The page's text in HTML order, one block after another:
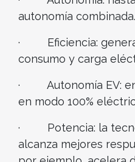
autonomía combinada.
· Eficiencia: genera
consumo y carga
· Autonomía EV:
en modo 100%
· Potencia: la
alcanza mejores